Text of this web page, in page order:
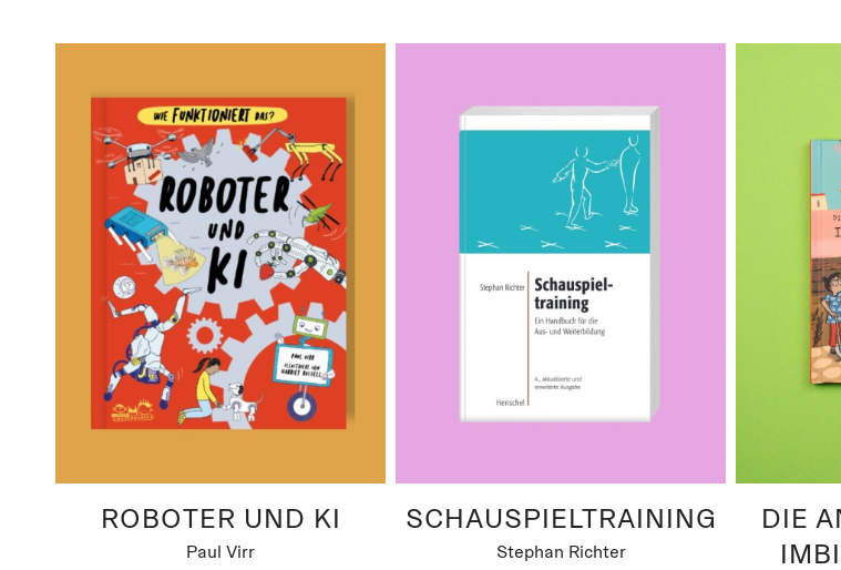
ROBOTER UND KI
Paul Virr
SCHAUSPIELTRAINING
Stephan Richter
DIE